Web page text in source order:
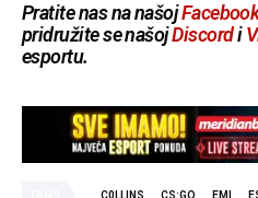
Pratite nas na našoj
pridružite se našojDiscordi
esportu.